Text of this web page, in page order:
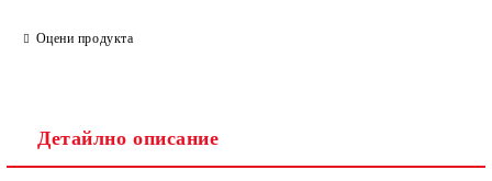
Оцени продукта
Детайлно описание